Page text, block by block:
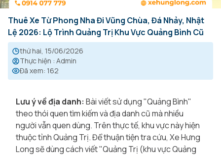
Thuê Xe Từ Phong Nha Đi Vũng Chùa, Đá Nhảy, Nhật
Lệ 2026: Lộ Trình Quảng Trị Khu Vực Quảng Bình Cũ
thứ hai, 15/06/2026
Thực hiện : Admin
Đã xem: 162
Lưu ý về địa danh: Bài viết sử dụng "Quảng Bình"
theo thói quen tìm kiếm và địa danh cũ mà nhiều
người vẫn quen dùng. Trên thực tế, khu vực này hiện
thuộc tỉnh Quảng Trị. Để thuận tiện tra cứu, Xe Hưng
Long sẽ dùng cách viết "Quảng Trị (khu vực Quảng